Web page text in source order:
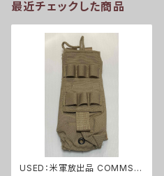
最近チェックした商品
USED：米軍放出品 COMMS P